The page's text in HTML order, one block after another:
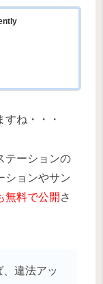
ね・・・
テーションの
ションやサン
無料で公開 さ
違法アッ